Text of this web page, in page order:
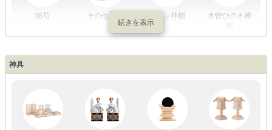
稲荷 その他の社 モダン神棚
木曽ひのき神
神具